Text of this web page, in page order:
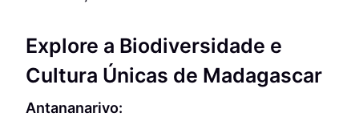
Explore a Biodiversidade e
Cultura Únicas de Madagascar
Antananarivo: